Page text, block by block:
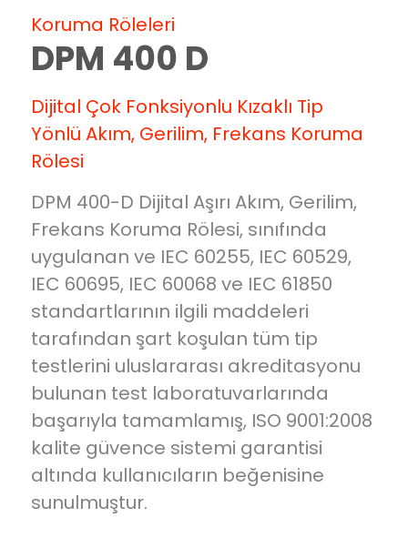
YARDIMCI RÖLELER
BR25
WR25
ZR 25
KR 30
YARDIMCI ÜRÜNLER
SL 100
K101-A2
Koruma Röleleri
DPM 400 D
Dijital Çok Fonksiyonlu Kızaklı Tip
Yönlü Akım, Gerilim, Frekans Koruma
Rölesi
DPM 400-D Dijital Aşırı Akım, Gerilim,
Frekans Koruma Rölesi, sınıfında
uygulanan ve IEC 60255, IEC 60529,
IEC 60695, IEC 60068 ve IEC 61850
standartlarının ilgili maddeleri
tarafından şart koşulan tüm tip
testlerini uluslararası akreditasyonu
bulunan test laboratuvarlarında
başarıyla tamamlamış, ISO 9001:2008
kalite güvence sistemi garantisi
altında kullanıcıların beğenisine
sunulmuştur.